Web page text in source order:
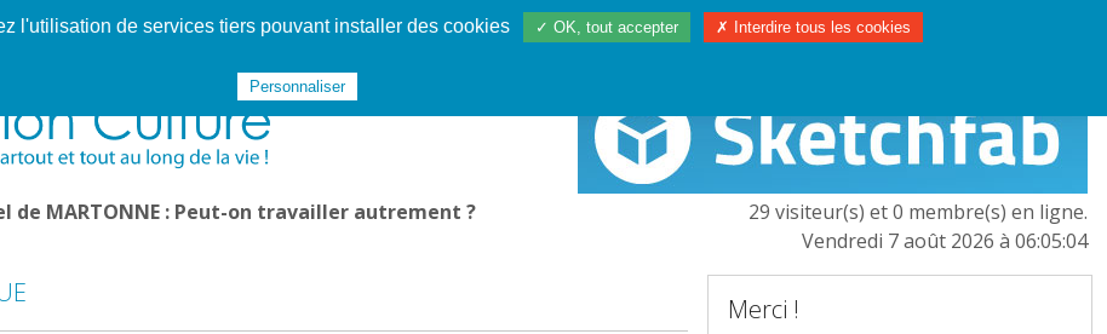
Websphère Les services De 1995 à 2020 TÉC 1997/2023 L'EUROPE
de MARTONNE : Peut-on travailler autrement ?
29 visiteur(s) et 0 membre(s) en ligne.
Vendredi 7 août 2026 à 06:05:04
Merci !
l'utilisation de services tiers pouvant installer des cookies ✓ OK, tout accepter ✗ Interdire tous les cookies
Personnaliser